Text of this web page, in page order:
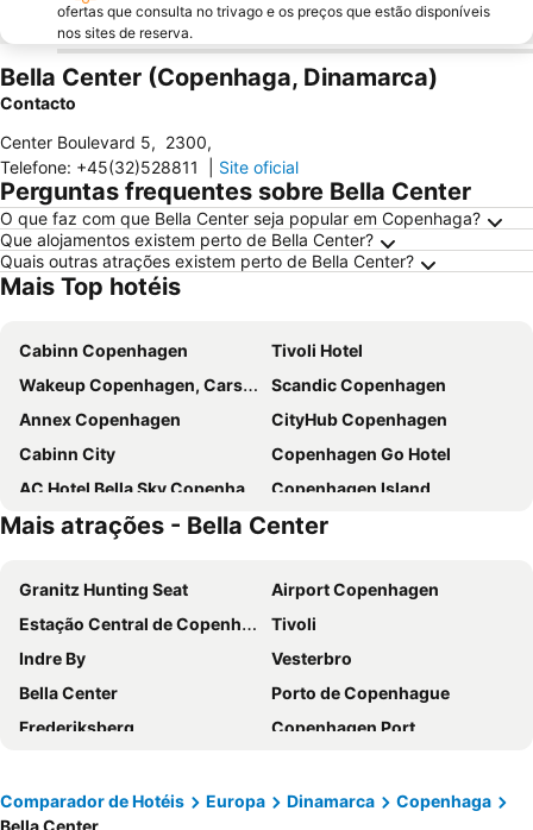
ofertas que consulta no trivago e os preços que estão disponíveis
nos sites de reserva.
Bella Center (Copenhaga, Dinamarca)
Contacto
Center Boulevard 5, 2300,
Telefone: +45(32)528811 Site oficial
Perguntas frequentes sobre Bella Center
O que faz com que Bella Center seja popular em Copenhaga?
Que alojamentos existem perto de Bella Center?
Quais outras atrações existem perto de Bella Center?
Mais Top hotéis
Cabinn Copenhagen
Tivoli Hotel
Wakeup Copenhagen, Carsten Niebuhrs Gade
Scandic Copenhagen
Annex Copenhagen
CityHub Copenhagen
Cabinn City
Copenhagen Go Hotel
AC Hotel Bella Sky Copenhagen
Copenhagen Island
Go Hotel Saga
Cabinn Metro
City Hotel Nebo
Wakeup Copenhagen - Bernstorffsgade
Crowne Plaza Copenhagen Towers by IHG
a&o København Sydhavn
Wakeup Copenhagen Borgergade
Hotel Alexandra
a&o København Nørrebro
NH Collection Copenhagen
Scandic Webers
The Square
where to sleep
Good Morning City Copenhagen Star
Mais atrações - Bella Center
Granitz Hunting Seat
Airport Copenhagen
Estação Central de Copenhague
Tivoli
Indre By
Vesterbro
Bella Center
Porto de Copenhague
Frederiksberg
Copenhagen Port
Islands Brygge
Nørrebro
Comparador de Hotéis Europa Dinamarca
Copenhaga